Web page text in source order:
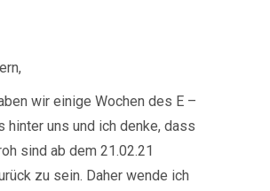
wir einige Wochen des E –
hinter uns und ich denke, dass
sind ab dem 21.02.21
zu sein. Daher wende ich